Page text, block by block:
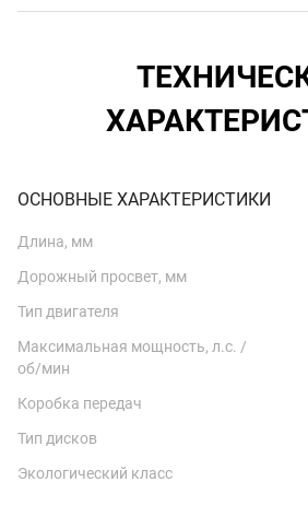
ОСНОВНЫЕ ХАРАКТЕРИСТИКИ
Длина, мм
Дорожный просвет, мм
Тип двигателя
Максимальная мощность, л.с. /
об/мин
Коробка передач
Тип дисков
Экологический класс